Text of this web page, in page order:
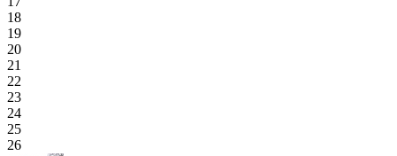
18
19
20
21
22
23
24
25
26